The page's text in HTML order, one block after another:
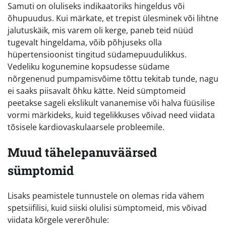
Samuti on oluliseks indikaatoriks hingeldus või
õhupuudus. Kui märkate, et trepist ülesminek või lihtne
jalutuskäik, mis varem oli kerge, paneb teid nüüd
tugevalt hingeldama, võib põhjuseks olla
hüpertensioonist tingitud südamepuudulikkus.
Vedeliku kogunemine kopsudesse südame
nõrgenenud pumpamisvõime tõttu tekitab tunde, nagu
ei saaks piisavalt õhku kätte. Neid sümptomeid
peetakse sageli ekslikult vananemise või halva füüsilise
vormi märkideks, kuid tegelikkuses võivad need viidata
tõsisele kardiovaskulaarsele probleemile.
Muud tähelepanuväärsed
sümptomid
Lisaks peamistele tunnustele on olemas rida vähem
spetsiifilisi, kuid siiski olulisi sümptomeid, mis võivad
viidata kõrgele vererõhule: